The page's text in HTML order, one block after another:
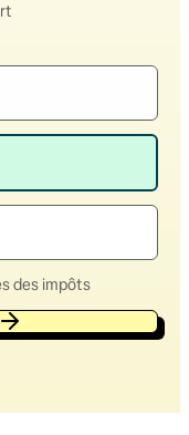
des impôts